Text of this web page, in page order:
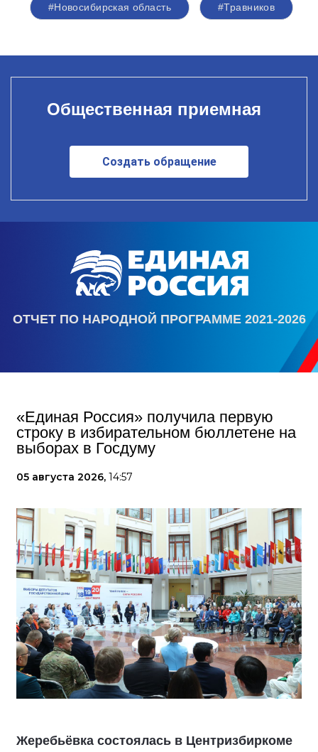
#Новосибирская область #Травников
Общественная приемная
Создать обращение
ОТЧЕТ ПО НАРОДНОЙ ПРОГРАММЕ 2021-2026
«Единая Россия» получила первую
строку в избирательном бюллетене на
выборах в Госдуму
05 августа 2026, 14:57
Жеребьёвка состоялась в Центризбиркоме